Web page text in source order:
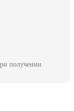
получении